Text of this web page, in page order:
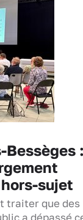
Bessèges
sujet
traiter que des